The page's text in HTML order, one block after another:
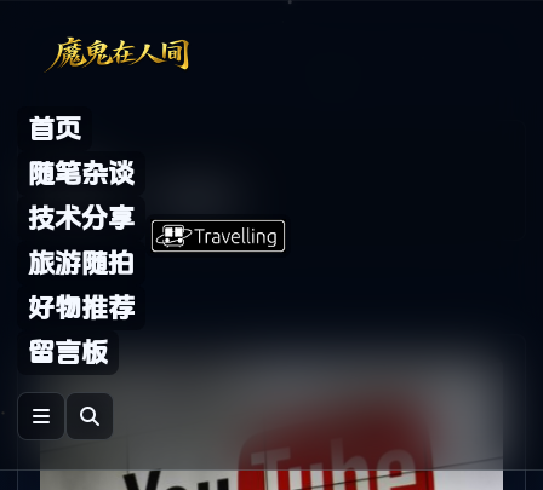
首页
随笔杂谈
技术分享
旅游随拍
好物推荐
留言板
Archive
标签：